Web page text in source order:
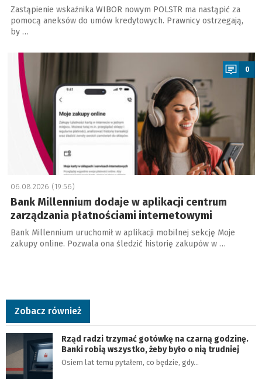
Zastąpienie wskaźnika WIBOR nowym POLSTR ma nastąpić za
pomocą aneksów do umów kredytowych. Prawnicy ostrzegają,
by …
0
06.08.2026 (19:56)
Bank Millennium dodaje w aplikacji centrum
zarządzania płatnościami internetowymi
Bank Millennium uruchomił w aplikacji mobilnej sekcję Moje
zakupy online. Pozwala ona śledzić historię zakupów w …
Zobacz również
Rząd radzi trzymać gotówkę na czarną godzinę.
Banki robią wszystko, żeby było o nią trudniej
Osiem lat temu pytałem, co będzie, gdy…